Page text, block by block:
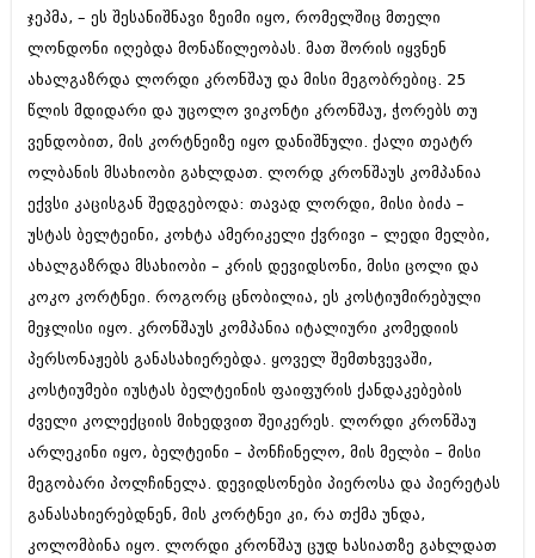
ჰოროსკოპი და შეუცნობელი
კრიმინალი
რომანი და დეტექტივი
სახალისო ამბები
შოუბიზნესი
დაიჯესტი
ქალი და მამაკაცი
ისტორია
სხვადასხვა
არქივი
აგვისტო 2018 (162)
ივლისი 2018 (223)
სახალისო ამბები
შოუბიზნესი
დაიჯესტი
ქალი და მამაკაცი
ისტორია
სხვადასხვა
ანონსი
არქივი
ნოემბერი 2020 (103)
სექტემბერი 2020 (204)
აგვისტო 2020 (249)
ივლისი 2020 (204)
ჯეპმა, – ეს შესანიშნავი ზეიმი იყო, რომელშიც მთელი
ლონდონი იღებდა მონაწილეობას. მათ შორის იყვნენ
ახალგაზრდა ლორდი კრონშაუ და მისი მეგობრებიც. 25
წლის მდიდარი და უცოლო ვიკონტი კრონშაუ, ჭორებს თუ
ვენდობით, მის კორტნეიზე იყო დანიშნული. ქალი თეატრ
ოლბანის მსახიობი გახლდათ. ლორდ კრონშაუს კომპანია
ექვსი კაცისგან შედგებოდა: თავად ლორდი, მისი ბიძა –
უსტას ბელტეინი, კოხტა ამერიკელი ქვრივი – ლედი მელბი,
ახალგაზრდა მსახიობი – კრის დევიდსონი, მისი ცოლი და
კოკო კორტნეი. როგორც ცნობილია, ეს კოსტიუმირებული
მეჯლისი იყო. კრონშაუს კომპანია იტალიური კომედიის
პერსონაჟებს განასახიერებდა. ყოველ შემთხვევაში,
კოსტიუმები იუსტას ბელტეინის ფაიფურის ქანდაკებების
ძველი კოლექციის მიხედვით შეიკერეს. ლორდი კრონშაუ
არლეკინი იყო, ბელტეინი – პონჩინელო, მის მელბი – მისი
მეგობარი პოლჩინელა. დევიდსონები პიეროსა და პიერეტას
განასახიერებდნენ, მის კორტნეი კი, რა თქმა უნდა,
კოლომბინა იყო. ლორდი კრონშაუ ცუდ ხასიათზე გახლდათ